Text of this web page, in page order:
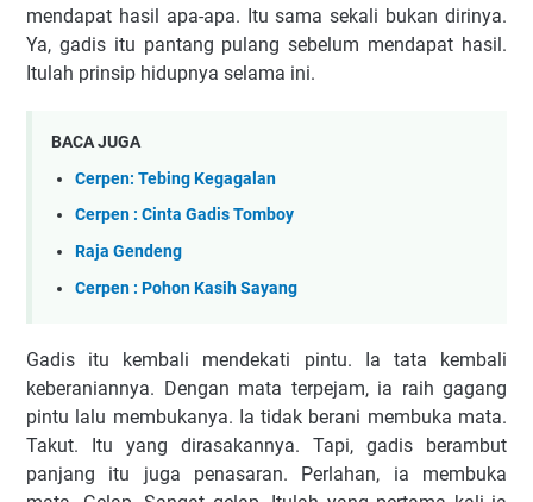
mendapat hasil apa-apa. Itu sama sekali bukan dirinya.
Ya, gadis itu pantang pulang sebelum mendapat hasil.
Itulah prinsip hidupnya selama ini.
BACA JUGA
Cerpen: Tebing Kegagalan
Cerpen : Cinta Gadis Tomboy
Raja Gendeng
Cerpen : Pohon Kasih Sayang
Gadis itu kembali mendekati pintu. Ia tata kembali
keberaniannya. Dengan mata terpejam, ia raih gagang
pintu lalu membukanya. Ia tidak berani membuka mata.
Takut. Itu yang dirasakannya. Tapi, gadis berambut
panjang itu juga penasaran. Perlahan, ia membuka